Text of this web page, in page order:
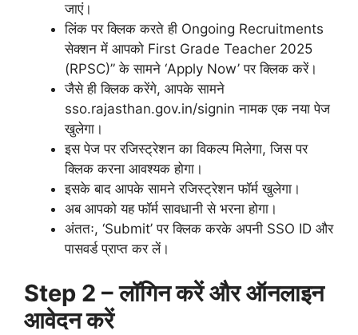
जाएं।
लिंक पर क्लिक करते ही Ongoing Recruitments
सेक्शन में आपको First Grade Teacher 2025
(RPSC)” के सामने ‘Apply Now’ पर क्लिक करें।
जैसे ही क्लिक करेंगे, आपके सामने
sso.rajasthan.gov.in/signin नामक एक नया पेज
खुलेगा।
इस पेज पर रजिस्ट्रेशन का विकल्प मिलेगा, जिस पर
क्लिक करना आवश्यक होगा।
इसके बाद आपके सामने रजिस्ट्रेशन फॉर्म खुलेगा।
अब आपको यह फॉर्म सावधानी से भरना होगा।
अंततः, ‘Submit’ पर क्लिक करके अपनी SSO ID और
पासवर्ड प्राप्त कर लें।
Step 2 – लॉगिन करें और ऑनलाइन
आवेदन करें